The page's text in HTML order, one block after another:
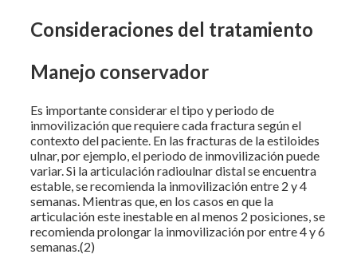
Consideraciones del tratamiento
Manejo conservador
Es importante considerar el tipo y periodo de
inmovilización que requiere cada fractura según el
contexto del paciente. En las fracturas de la estiloides
ulnar, por ejemplo, el periodo de inmovilización puede
variar. Si la articulación radioulnar distal se encuentra
estable, se recomienda la inmovilización entre 2 y 4
semanas. Mientras que, en los casos en que la
articulación este inestable en al menos 2 posiciones, se
recomienda prolongar la inmovilización por entre 4 y 6
semanas.(2)